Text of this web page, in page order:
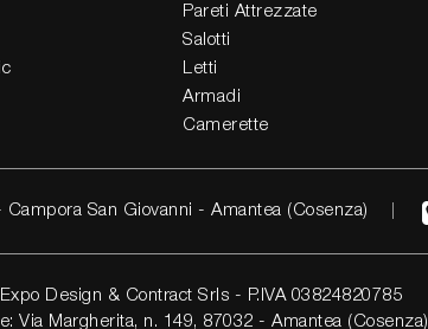
Pareti Attrezzate
Salotti
Letti
Armadi
Camerette
San Giovanni - Amantea (Cosenza)
Design & Contract Srls - P.IVA 03824820785
Via Margherita, n. 149, 87032 - Amantea (Cosenza)